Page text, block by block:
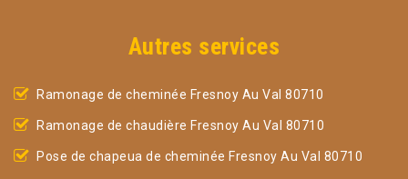
Autres services
Ramonage de cheminée Fresnoy Au Val 80710
Ramonage de chaudière Fresnoy Au Val 80710
Pose de chapeua de cheminée Fresnoy Au Val 80710